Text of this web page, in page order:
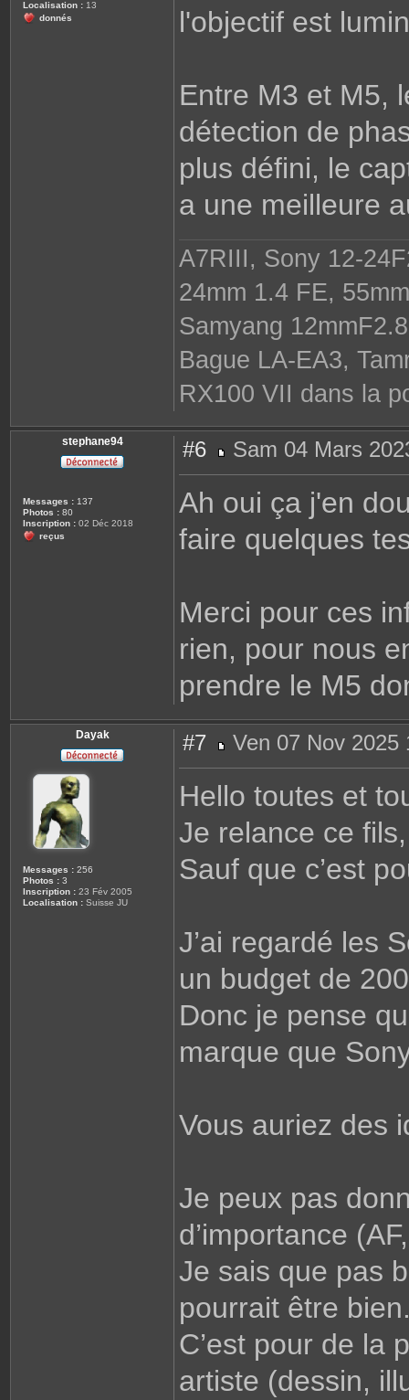
Localisation : 13
donnés
l'objectif est
Entre M3 et M5,
détection de
plus défini, le
a une meilleure
A7RIII, Sony 12-
24mm 1.4 FE,
Samyang 12mmF2.8
Bague LA-EA3,
RX100 VII dans la
stephane94
Messages : 137
Photos : 80
Inscription : 02 Déc 2018
reçus
#6
e
a
Sam 04 Mars
Ah oui ça j'en
faire quelques
Merci pour ces
rien, pour nous
prendre le M5
Dayak
Messages : 256
Photos : 3
Inscription : 23 Fév 2005
Localisation : Suisse JU
#7
e
s
a
Ven 07 Nov 2025
Hello toutes et
Je relance ce
Sauf que c’est
J’ai regardé les
un budget de
Donc je pense
marque que
Vous auriez des
Je peux pas
d’importance
Je sais que pas
pourrait être
C’est pour de la
artiste (dessin,